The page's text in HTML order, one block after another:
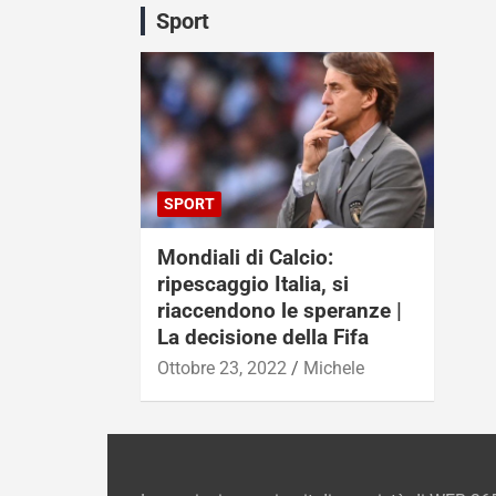
Sport
SPORT
Mondiali di Calcio:
ripescaggio Italia, si
riaccendono le speranze |
La decisione della Fifa
Ottobre 23, 2022 Michele
Laprovinciamessina.it di proprietà di WEB